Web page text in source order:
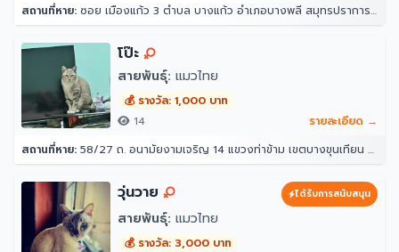
สถานที่หาย: ซอย เมืองแก้ว 3 ตำบล บางแก้ว อำเภอบางพลี สมุทรปราการ 10540
โป๊ะ
สายพันธุ์: แมวไทย
💰 รางวัล: 1,000 บาท
14
รายละเอียด →
สถานที่หาย: 58/27 ถ. อนามัยงามเจริญ 14 แขวงท่าข้าม เขตบางขุนเทียน กรุงเทพมหานคร 10150
วุ่นวาย ได้รับการสนับสนุน
สายพันธุ์: แมวไทย
💰 รางวัล: 3,000 บาท